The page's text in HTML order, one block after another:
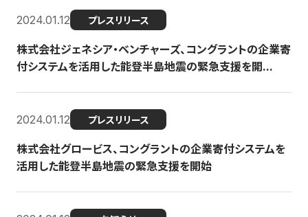
2024.01.12 プレスリリース
株式会社ジェネシア・ベンチャーズ、コングラントの企業寄
付システムを活用した能登半島地震の緊急支援を開...
2024.01.12 プレスリリース
株式会社グロービス、コングラントの企業寄付システムを
活用した能登半島地震の緊急支援を開始